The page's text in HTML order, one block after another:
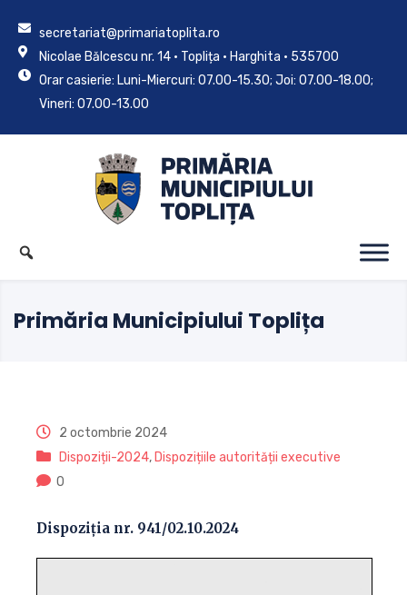
secretariat@primariatoplita.ro
Nicolae Bălcescu nr. 14 • Toplița • Harghita • 535700
Orar casierie: Luni-Miercuri: 07.00-15.30; Joi: 07.00-18.00;
Vineri: 07.00-13.00
Primăria Municipiului Toplița
2 octombrie 2024
Dispoziții-2024, Dispozițiile autorității executive
0
Dispoziția nr. 941/02.10.2024